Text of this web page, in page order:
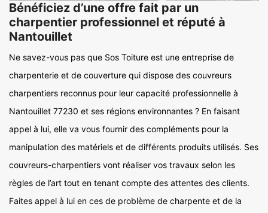
Bénéficiez d’une offre fait par un
charpentier professionnel et réputé à
Nantouillet
Ne savez-vous pas que Sos Toiture est une entreprise de
charpenterie et de couverture qui dispose des couvreurs
charpentiers reconnus pour leur capacité professionnelle à
Nantouillet 77230 et ses régions environnantes ? En faisant
appel à lui, elle va vous fournir des compléments pour la
manipulation des matériels et de différents produits utilisés. Ses
couvreurs-charpentiers vont réaliser vos travaux selon les
règles de l’art tout en tenant compte des attentes des clients.
Faites appel à lui en ces de problème de charpente et de la